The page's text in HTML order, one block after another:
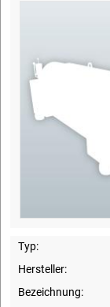
Typ:
Hersteller:
Bezeichnung: